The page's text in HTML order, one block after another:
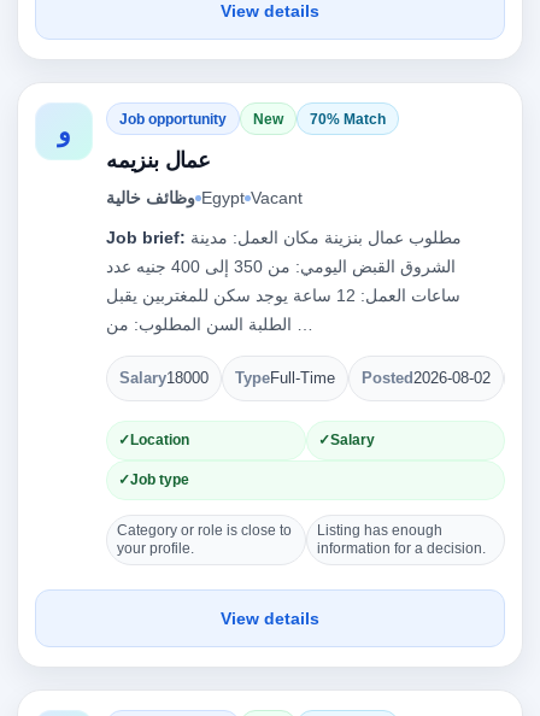
View details
و Job opportunity New 70% Match
عمال بنزيمه
وظائف خالية Egypt Vacant
Job brief:
الشروق القبض اليومي: من 350 إلى 400 جنيه عدد
ساعات العمل: 12 ساعة يوجد سكن للمغتربين يقبل
Salary18000 TypeFull-Time Posted2026-08-02
Location Salary
Job type
Category or role is close to
your profile.
Listing has enough
information for a decision.
View details